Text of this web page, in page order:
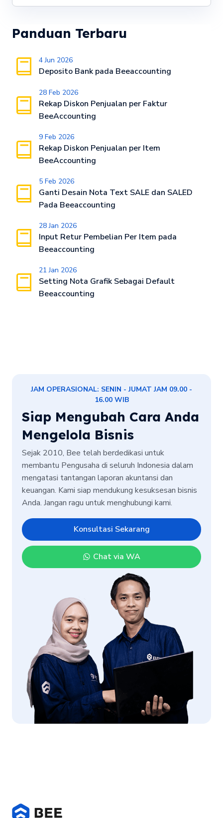
Panduan Terbaru
4 Jun 2026
Deposito Bank pada Beeaccounting
28 Feb 2026
Rekap Diskon Penjualan per Faktur
BeeAccounting
9 Feb 2026
Rekap Diskon Penjualan per Item
BeeAccounting
5 Feb 2026
Ganti Desain Nota Text SALE dan SALED
Pada Beeaccounting
28 Jan 2026
Input Retur Pembelian Per Item pada
Beeaccounting
21 Jan 2026
Setting Nota Grafik Sebagai Default
Beeaccounting
JAM OPERASIONAL: SENIN - JUMAT JAM 09.00 -
16.00 WIB
Siap Mengubah Cara Anda
Mengelola Bisnis
Sejak 2010, Bee telah berdedikasi untuk
membantu Pengusaha di seluruh Indonesia dalam
mengatasi tantangan laporan akuntansi dan
keuangan. Kami siap mendukung kesuksesan bisnis
Anda. Jangan ragu untuk menghubungi kami.
Konsultasi Sekarang
Chat via WA